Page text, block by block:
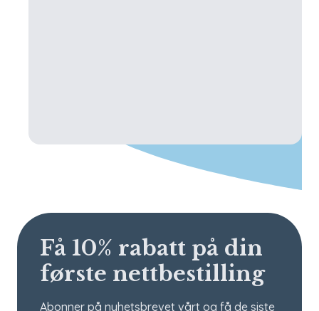
Få 10% rabatt på din
første nettbestilling
Abonner på nyhetsbrevet vårt og få de siste